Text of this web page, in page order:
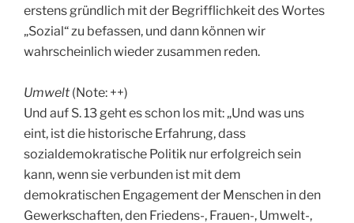
erstens gründlich mit der Begrifflichkeit des Wortes
„Sozial“ zu befassen, und dann können wir
wahrscheinlich wieder zusammen reden.
Umwelt (Note: ++)
Und auf S. 13 geht es schon los mit: „Und was uns
eint, ist die historische Erfahrung, dass
sozialdemokratische Politik nur erfolgreich sein
kann, wenn sie verbunden ist mit dem
demokratischen Engagement der Menschen in den
Gewerkschaften, den Friedens-, Frauen-, Umwelt-,